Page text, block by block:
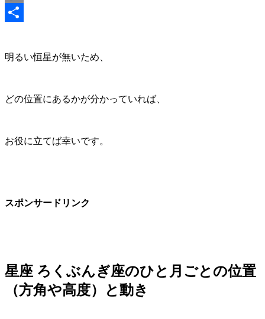
Copy
明るい恒星が無いため、
どの位置にあるかが分かっていれば、
お役に立てば幸いです。
スポンサードリンク
星座 ろくぶんぎ座のひと月ごとの位置
（方角や高度）と動き